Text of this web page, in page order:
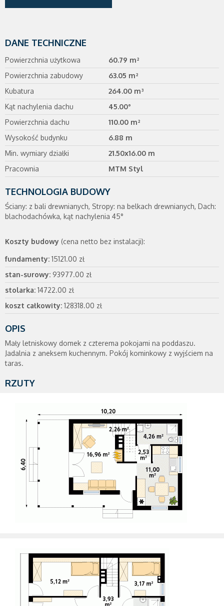
DANE TECHNICZNE
Powierzchnia użytkowa
60.79 m²
Powierzchnia zabudowy
63.05 m²
Kubatura
264.00 m³
Kąt nachylenia dachu
45.00°
Powierzchnia dachu
110.00 m²
Wysokość budynku
6.88 m
Min. wymiary działki
21.50x16.00 m
Pracownia
MTM Styl
TECHNOLOGIA BUDOWY
Ściany: z bali drewnianych, Stropy: na belkach drewnianych, Dach:
blachodachówka, kąt nachylenia 45°
Koszty budowy (cena netto bez instalacji):
fundamenty: 15121.00 zł
stan-surowy: 93977.00 zł
stolarka: 14722.00 zł
koszt całkowity: 128318.00 zł
OPIS
Mały letniskowy domek z czterema pokojami na poddaszu.
Jadalnia z aneksem kuchennym. Pokój kominkowy z wyjściem na
taras.
RZUTY